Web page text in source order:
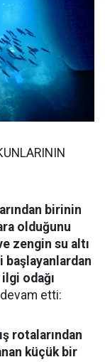
birinin
olduğunu
zengin su altı
başlayanlardan
odağı
etti:
rotalarından
küçük bir